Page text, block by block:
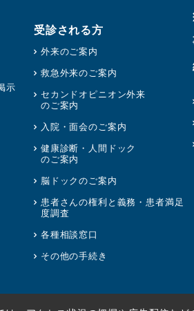
示
受診される方
外来のご案内
救急外来のご案内
セカンドオピニオン外来
のご案内
入院・面会のご案内
健康診断・人間ドック
のご案内
脳ドックのご案内
患者さんの権利と義務・患者満足
度調査
各種相談窓口
その他の手続き